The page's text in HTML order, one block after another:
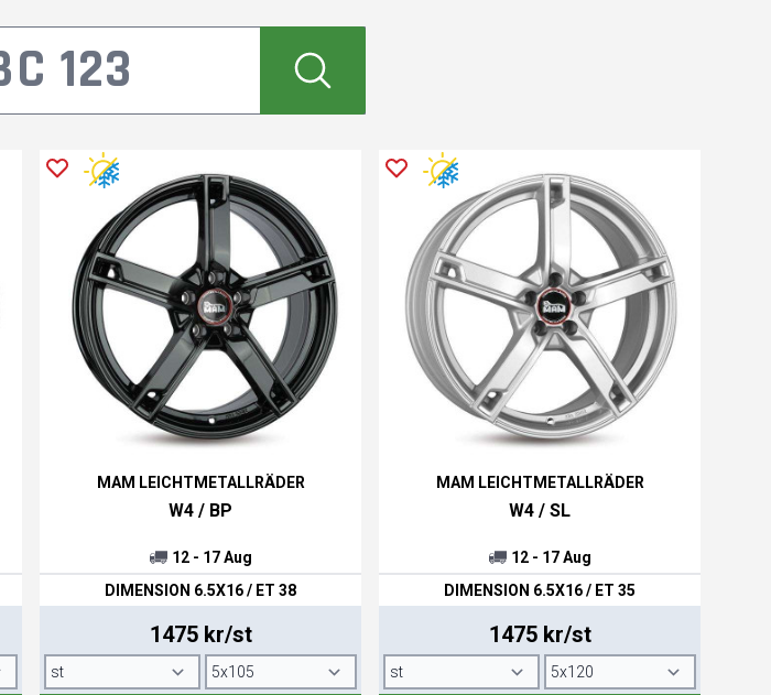
MAM LEICHTMETALLRÄDER
W4 / BP
12 - 17 Aug
DIMENSION 6.5X16 / ET 38
1475 kr/st
MAM LEICHTMETALLRÄDER
W4 / SL
12 - 17 Aug
DIMENSION 6.5X16 / ET 35
1475 kr/st